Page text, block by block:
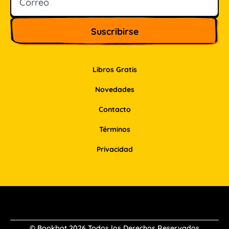
Libros Gratis
Novedades
Contacto
Términos
Privacidad